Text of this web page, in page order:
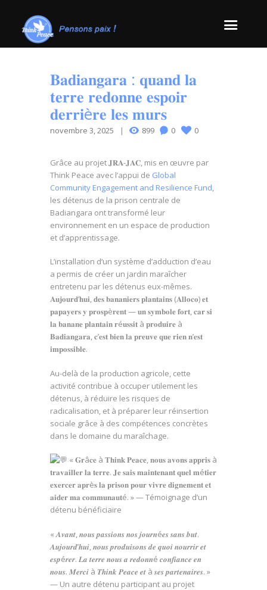
𝐁𝐚𝐝𝐢𝐚𝐧𝐠𝐚𝐫𝐚 : 𝐪𝐮𝐚𝐧𝐝 𝐥𝐚
𝐭𝐞𝐫𝐫𝐞 𝐫𝐞𝐝𝐨𝐧𝐧𝐞 𝐞𝐬𝐩𝐨𝐢𝐫
𝐝𝐞𝐫𝐫𝐢è𝐫𝐞 𝐥𝐞𝐬 𝐦𝐮𝐫𝐬
novembre 3, 2025 899 0 0
Grâce au projet 𝐉𝐑𝐀-𝐉𝐀𝐂, mis en œuvre par
Think Peace avec l’appui de Global
Community Engagement and Resilience Fund
les détenus de la prison centrale de
Badiangara ont transformé leur
environnement en un espace de production
et d’apprentissage.
L’installation d’un système d’adduction d’eau
a permis de créer un jardin maraîcher
entretenu par les détenus eux-mêmes.
𝐀𝐮𝐣𝐨𝐮𝐫𝐝’𝐡𝐮𝐢, 𝐝𝐞𝐬 𝐛𝐚𝐧𝐚𝐧𝐢𝐞𝐫𝐬 𝐩𝐥𝐚𝐧𝐭𝐚𝐢𝐧𝐬 (𝐀𝐥𝐥𝐨𝐜𝐨) 𝐞𝐭
𝐩𝐚𝐩𝐚𝐲𝐞𝐫𝐬 𝐲 𝐩𝐫𝐨𝐬𝐩è𝐫𝐞𝐧𝐭 — 𝐮𝐧 𝐬𝐲𝐦𝐛𝐨𝐥𝐞 𝐟𝐨𝐫𝐭, 𝐜𝐚𝐫 𝐬𝐢
𝐥𝐚 𝐛𝐚𝐧𝐚𝐧𝐞 𝐩𝐥𝐚𝐧𝐭𝐚𝐢𝐧 𝐫é𝐮𝐬𝐬𝐢𝐭 à 𝐩𝐫𝐨𝐝𝐮𝐢𝐫𝐞 à
𝐁𝐚𝐝𝐢𝐚𝐧𝐠𝐚𝐫𝐚, 𝐜’𝐞𝐬𝐭 𝐛𝐢𝐞𝐧 𝐥𝐚 𝐩𝐫𝐞𝐮𝐯𝐞 𝐪𝐮𝐞 𝐫𝐢𝐞𝐧 𝐧’𝐞𝐬𝐭
𝐢𝐦𝐩𝐨𝐬𝐬𝐢𝐛𝐥𝐞.
Au-delà de la production agricole, cette
activité contribue à occuper utilement les
détenus, à réduire les risques de
radicalisation, et à préparer leur réinsertion
sociale grâce à des compétences concrètes
dans le domaine du maraîchage.
« 𝐆𝐫â𝐜𝐞 à 𝐓𝐡𝐢𝐧𝐤 𝐏𝐞𝐚𝐜𝐞, 𝐧𝐨𝐮𝐬 𝐚𝐯𝐨𝐧𝐬 𝐚𝐩𝐩𝐫𝐢𝐬 à
𝐭𝐫𝐚𝐯𝐚𝐢𝐥𝐥𝐞𝐫 𝐥𝐚 𝐭𝐞𝐫𝐫𝐞. 𝐉𝐞 𝐬𝐚𝐢𝐬 𝐦𝐚𝐢𝐧𝐭𝐞𝐧𝐚𝐧𝐭 𝐪𝐮𝐞𝐥 𝐦é𝐭𝐢𝐞𝐫
𝐞𝐱𝐞𝐫𝐜𝐞𝐫 𝐚𝐩𝐫è𝐬 𝐥𝐚 𝐩𝐫𝐢𝐬𝐨𝐧 𝐩𝐨𝐮𝐫 𝐯𝐢𝐯𝐫𝐞 𝐝𝐢𝐠𝐧𝐞𝐦𝐞𝐧𝐭 𝐞𝐭
𝐚𝐢𝐝𝐞𝐫 𝐦𝐚 𝐜𝐨𝐦𝐦𝐮𝐧𝐚𝐮𝐭é. » — Témoignage d’un
détenu bénéficiaire
« 𝑨𝒗𝒂𝒏𝒕, 𝒏𝒐𝒖𝒔 𝒑𝒂𝒔𝒔𝒊𝒐𝒏𝒔 𝒏𝒐𝒔 𝒋𝒐𝒖𝒓𝒏é𝒆𝒔 𝒔𝒂𝒏𝒔 𝒃𝒖𝒕.
𝑨𝒖𝒋𝒐𝒖𝒓𝒅’𝒉𝒖𝒊, 𝒏𝒐𝒖𝒔 𝒑𝒓𝒐𝒅𝒖𝒊𝒔𝒐𝒏𝒔 𝒅𝒆 𝒒𝒖𝒐𝒊 𝒏𝒐𝒖𝒓𝒓𝒊𝒓 𝒆𝒕
𝒆𝒔𝒑é𝒓𝒆𝒓. 𝑳𝒂 𝒕𝒆𝒓𝒓𝒆 𝒏𝒐𝒖𝒔 𝒂 𝒓𝒆𝒅𝒐𝒏𝒏é 𝒄𝒐𝒏𝒇𝒊𝒂𝒏𝒄𝒆 𝒆𝒏
𝒏𝒐𝒖𝒔. 𝑴𝒆𝒓𝒄𝒊 à 𝑻𝒉𝒊𝒏𝒌 𝑷𝒆𝒂𝒄𝒆 𝒆𝒕 à 𝒔𝒆𝒔 𝒑𝒂𝒓𝒕𝒆𝒏𝒂𝒊𝒓𝒆𝒔. »
— Un autre détenu participant au projet